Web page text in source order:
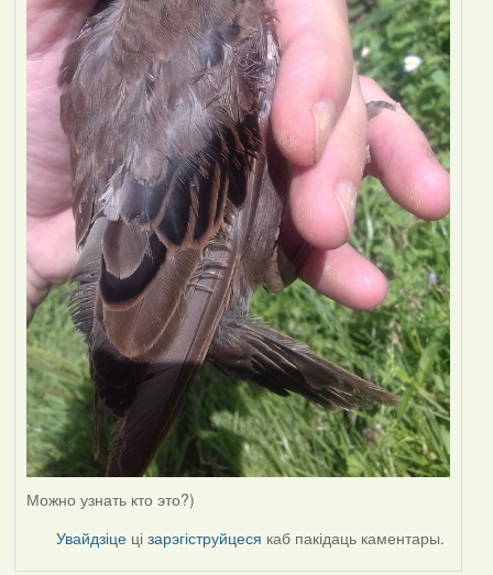
Можно узнать кто это?)
Увайдзіце цізарэгіструйцеся каб пакідаць каментары.